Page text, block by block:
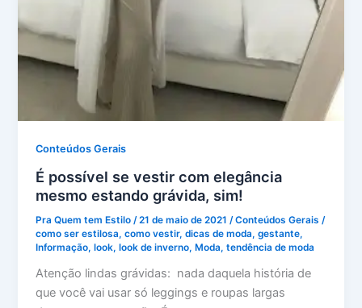
Conteúdos Gerais
É possível se vestir com elegância
mesmo estando grávida, sim!
Pra Quem tem Estilo /21 de maio de 2021 /Conteúdos Gerais /
como ser estilosa,como vestir,dicas de moda,gestante,
Informação,look,look de inverno,Moda,tendência de moda
Atenção lindas grávidas: nada daquela história de
que você vai usar só leggings e roupas largas